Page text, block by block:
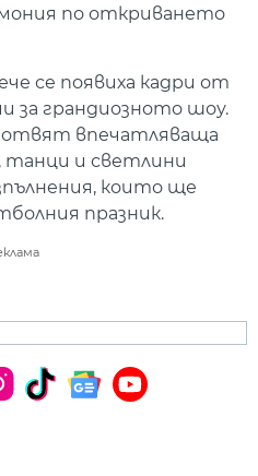
по откриването
се появиха кадри от
за грандиозното шоу.
впечатляваща
танци и светлини
които ще
празник.